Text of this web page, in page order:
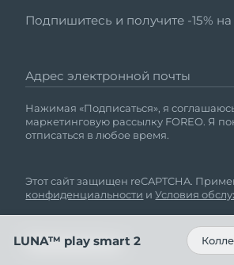
Подпишитесь и получите -15%
Адрес электронной почты
Нажимая «Подписаться», я
маркетинговую рассылку FOREO. Я
отписаться в любое время.
Этот сайт защищен reCAPTCHA.
конфиденциальности иУсловия
LUNA™ play smart 2